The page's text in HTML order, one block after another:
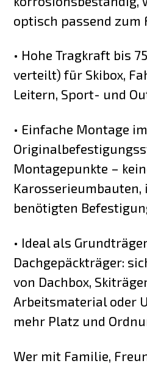
optisch passend zum
• Hohe Tragkraft bis
verteilt) für Skibox,
Leitern, Sport- und
• Einfache Montage im
Montagepunkte –
benötigten
• Ideal als
Dachgepäckträger:
von Dachbox,
Arbeitsmaterial oder
mehr Platz und
Wer mit Familie,